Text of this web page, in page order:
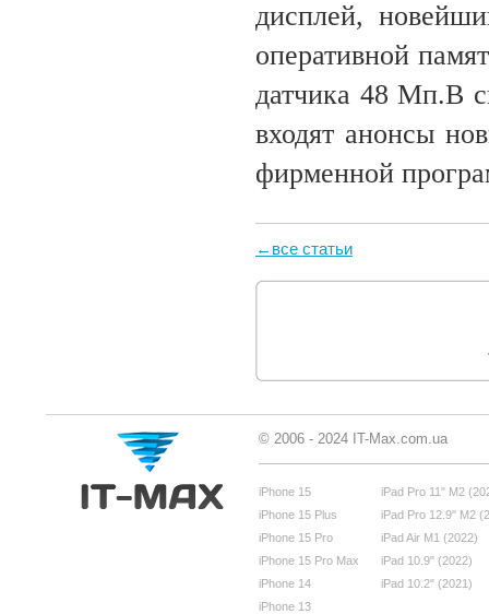
дисплей,
оперативной
датчика 48 Мп.В
входят анонсы
фирменной
←все статьи
© 2006 - 2024 IT-Max.com.ua
iPhone 15
iPhone 15 Plus
iPhone 15 Pro
iPhone 15 Pro Max
iPhone 14
iPhone 13
iPad Pro 11" M2
iPad Pro 12.9" M2
iPad Air M1 (2022)
iPad 10.9" (2022)
iPad 10.2" (2021)